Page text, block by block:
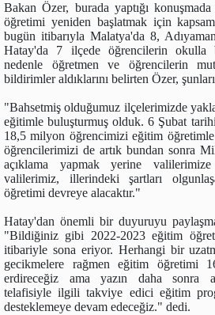
Bakan Özer, burada yaptığı
öğretimi yeniden başlatmak için
bugün itibarıyla Malatya'da 8,
Hatay'da 7 ilçede öğrencilerin okulla
nedenle öğretmen ve öğrencilerin
bildirimler aldıklarını belirten Özer,
"Bahsetmiş olduğumuz ilçelerimizde
eğitimle buluşturmuş olduk. 6 Şubat
18,5 milyon öğrencimizi eğitim
öğrencilerimizi de artık bundan sonra
açıklama yapmak yerine
valilerimiz, illerindeki şartları
öğretimi devreye alacaktır."
Hatay'dan önemli bir duyuruyu
"Bildiğiniz gibi 2022-2023 eğitim
itibariyle sona eriyor. Herhangi bir
gecikmelere rağmen eğitim öğretimi
erdireceğiz ama yazın daha sonra
telafisiyle ilgili takviye edici eğitim
desteklemeye devam edeceğiz." dedi.